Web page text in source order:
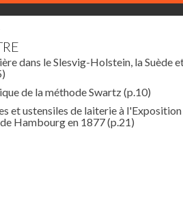
dans le Slesvig-Holstein, la Suède
de la méthode Swartz(p.10)
et ustensiles de laiterie à l'Exposition
Hambourg en 1877(p.21)